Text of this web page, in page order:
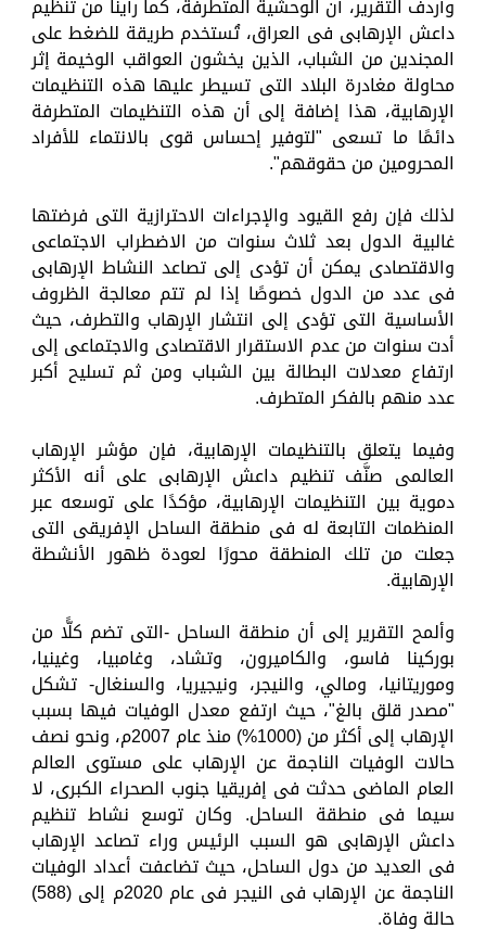
وأردف التقرير، أن الوحشية المتطرفة، كما رأينا من تنظيم
داعش الإرهابى فى العراق، تُستخدم طريقة للضغط على
المجندين من الشباب، الذين يخشون العواقب الوخيمة إثر
محاولة مغادرة البلاد التى تسيطر عليها هذه التنظيمات
الإرهابية، هذا إضافة إلى أن هذه التنظيمات المتطرفة
دائمًا ما تسعى "لتوفير إحساس قوى بالانتماء للأفراد
المحرومين من حقوقهم".
لذلك فإن رفع القيود والإجراءات الاحترازية التى فرضتها
غالبية الدول بعد ثلاث سنوات من الاضطراب الاجتماعى
والاقتصادى يمكن أن تؤدى إلى تصاعد النشاط الإرهابى
فى عدد من الدول خصوصًا إذا لم تتم معالجة الظروف
الأساسية التى تؤدى إلى انتشار الإرهاب والتطرف، حيث
أدت سنوات من عدم الاستقرار الاقتصادى والاجتماعى إلى
ارتفاع معدلات البطالة بين الشباب ومن ثم تسليح أكبر
عدد منهم بالفكر المتطرف.
وفيما يتعلق بالتنظيمات الإرهابية، فإن مؤشر الإرهاب
العالمى صنَّف تنظيم داعش الإرهابى على أنه الأكثر
دموية بين التنظيمات الإرهابية، مؤكدًا على توسعه عبر
المنظمات التابعة له فى منطقة الساحل الإفريقى التى
جعلت من تلك المنطقة محورًا لعودة ظهور الأنشطة
الإرهابية.
وألمح التقرير إلى أن منطقة الساحل -التى تضم كلًّا من
بوركينا فاسو، والكاميرون، وتشاد، وغامبيا، وغينيا،
وموريتانيا، ومالي، والنيجر، ونيجيريا، والسنغال- تشكل
"مصدر قلق بالغ"، حيث ارتفع معدل الوفيات فيها بسبب
الإرهاب إلى أكثر من (1000%) منذ عام 2007م، ونحو نصف
حالات الوفيات الناجمة عن الإرهاب على مستوى العالم
العام الماضى حدثت فى إفريقيا جنوب الصحراء الكبرى، لا
سيما فى منطقة الساحل. وكان توسع نشاط تنظيم
داعش الإرهابى هو السبب الرئيس وراء تصاعد الإرهاب
فى العديد من دول الساحل، حيث تضاعفت أعداد الوفيات
الناجمة عن الإرهاب فى النيجر فى عام 2020م إلى (588)
حالة وفاة.